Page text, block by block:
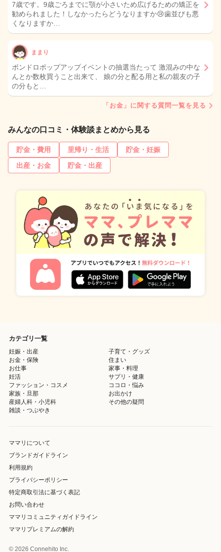
7歳です。9歳ごろまでに顎が小さいため広げるための矯正を
勧められました！しなかったらどうなりますか😢歯並びも悪
くなりますか…
ままり
ボンドロポップアップイベントの抽選当たって 激混みの中な
んとか数枚買うこと出来て、 娘の分と配る用と私の親友の子
の分もと…
「お金」に関する質問一覧を見る
みんなの口コミ・体験談まとめから見る
貯金・費用 里帰り・生活
貯金・妊娠
出産・お金
貯金・出産
カテゴリ一覧
妊娠・出産
子育て・グッズ
お金・保険
住まい
お仕事
家事・料理
妊活
サプリ・健康
ファッション・コスメ
ココロ・悩み
家族・旦那
お出かけ
産婦人科・小児科
その他の疑問
雑談・つぶやき
ママリについて
ブランドガイドライン
利用規約
プライバシーポリシー
特定商取引法に基づく表記
お問い合わせ
ママリコミュニティガイドライン
ママリプレミアムの解約
© 2026 Connehito Inc.